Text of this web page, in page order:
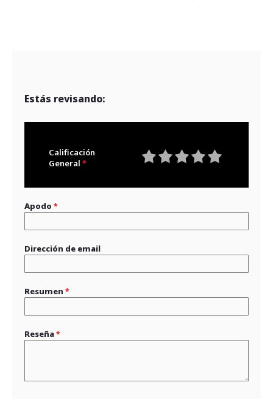
Estás revisando:
Calificación
General
Apodo
Dirección de email
Resumen
Reseña